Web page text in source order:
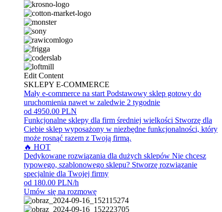
Edit Content
SKLEPY E-COMMERCE
Mały e-commerce na start Podstawowy sklep gotowy do
uruchomienia nawet w zaledwie 2 tygodnie
od 4950.00 PLN
Funkcjonalne sklepy dla firm średniej wielkości Stworzę dla
Ciebie sklep wyposażony w niezbędne funkcjonalności, który
może rosnąć razem z Twoją firmą.
🔥 HOT
Dedykowane rozwiązania dla dużych sklepów Nie chcesz
typowego, szablonowego sklepu? Stworzę rozwiązanie
specjalnie dla Twojej firmy
od 180.00 PLN/h
Umów się na rozmowę